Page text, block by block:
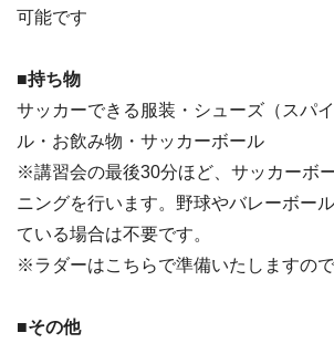
可能です
■持ち物
サッカーできる服装・シューズ（スパ
ル・お飲み物・サッカーボール
※講習会の最後30分ほど、サッカーボ
ニングを行います。野球やバレーボー
ている場合は不要です。
※ラダーはこちらで準備いたしますので
■その他